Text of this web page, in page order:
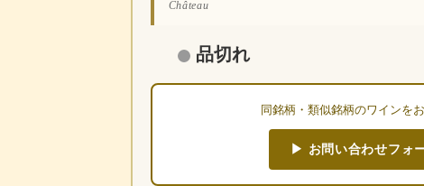
Château
品切れ
同銘柄・類似銘柄のワインを
▶ お問い合わせフォ